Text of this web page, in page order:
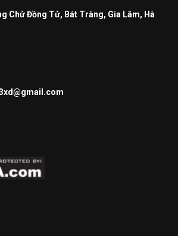
Chử Đồng Tử, Bát Tràng, Gia Lâm, Hà